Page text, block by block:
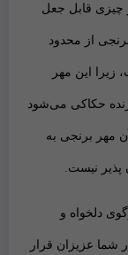
چیزی قابل جعل
از محدود
این مهر
حکاکی می‌شود
مهر برنجی به
نیست.
دلخواه و
شما عزیزان قرار